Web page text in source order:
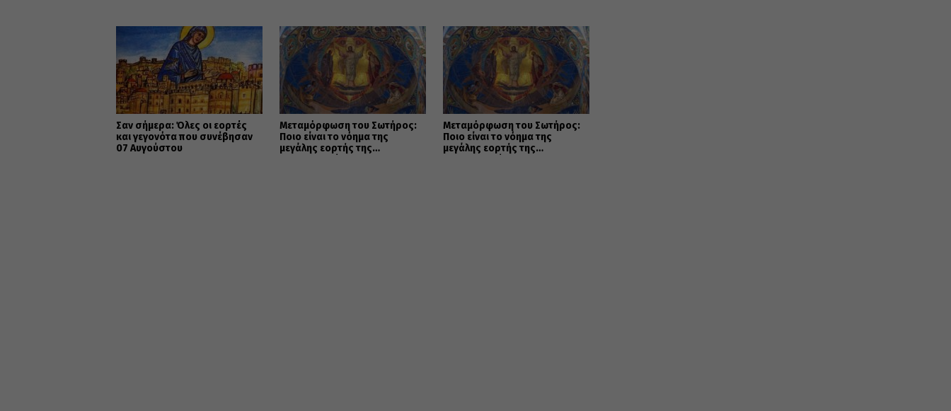
Σαν σήμερα: Όλες οι εορτές
και γεγονότα που συνέβησαν
07 Αυγούστου
Μεταμόρφωση του Σωτήρος:
Ποιο είναι το νόημα της
μεγάλης εορτής της
Μεταμόρφωση του Σωτήρος:
Ποιο είναι το νόημα της
μεγάλης εορτής της